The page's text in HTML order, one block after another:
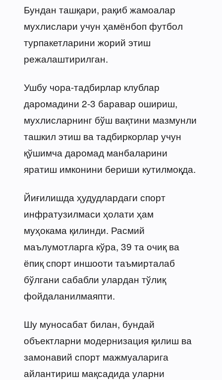
Бундан ташқари, рақиб жамоалар
мухлислари учун ҳамёнбоп футбол
турпакетларини жорий этиш
режалаштирилган.
Ушбу чора-тадбирлар клублар
даромадини 2-3 баравар ошириш,
мухлисларнинг бўш вақтини мазмунли
ташкил этиш ва тадбиркорлар учун
қўшимча даромад манбаларини
яратиш имконини бериши кутилмоқда.
Йиғилишда ҳудудлардаги спорт
инфратузилмаси ҳолати ҳам
муҳокама қилинди. Расмий
маълумотларга кўра, 39 та очиқ ва
ёпиқ спорт иншооти таъмирталаб
бўлгани сабабли улардан тўлиқ
фойдаланилмаяпти.
Шу муносабат билан, бундай
объектларни модернизация қилиш ва
замонавий спорт мажмуаларига
айлантириш мақсадида уларни